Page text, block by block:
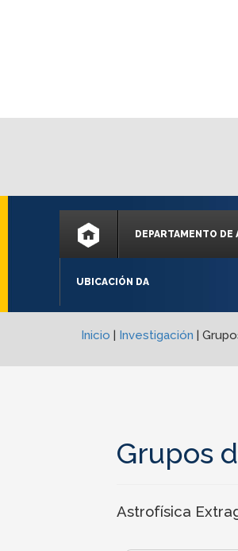
DEPARTAMENTO
UBICACIÓN DA
Inicio | Investigación |
Grupos
Astrofísica